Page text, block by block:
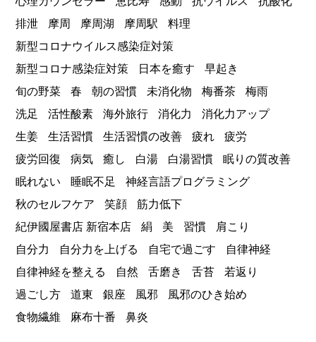
排泄
摩周 摩周湖 摩周駅
料理
新型コロナウイルス感染症対策
新型コロナ感染症対策
日本を癒す
早起き
旬の野菜
春 朝の習慣 未消化物 梅番茶
梅雨
洗足
活性酸素 海外旅行 消化力
消化力アップ
生姜
生活習慣 生活習慣の改善 疲れ
疲労
疲労回復
病気 癒し 白湯 白湯習慣
眠りの質改善
眠れない
睡眠不足
神経言語プログラミング
秋のセルフケア
笑顔
筋力低下
紀伊國屋書店 新宿本店
絹 美 習慣
肩こり
自分力
自分力を上げる 自宅で過ごす
自律神経
自律神経を整える
自然 舌磨き 舌苔
若返り
過ごし方
道東 銀座 風邪
風邪のひき始め
食物繊維
麻布十番 鼻炎